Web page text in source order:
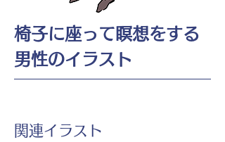
椅子に座って瞑想をする
男性のイラスト
​関連イラスト